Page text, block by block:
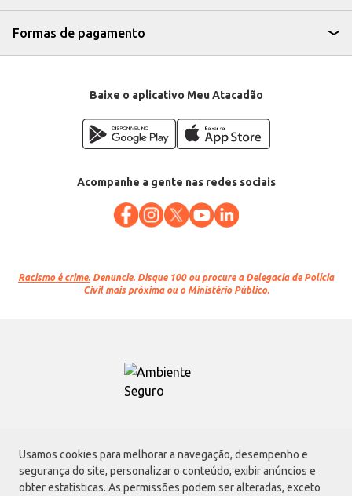
Usamos cookies para melhorar a navegação, desempenho e
segurança do site, personalizar o conteúdo, exibir anúncios e
obter estatísticas. As permissões podem ser alteradas, exceto
Formas de pagamento
Baixe o aplicativo Meu Atacadão
Acompanhe a gente nas redes sociais
Racismo é crime. Denuncie. Disque 100 ou procure a Delegacia de Polícia
Civil mais próxima ou o Ministério Público.
Atacadão S.A.
Avenida Morvan Dias de Figueiredo, 6169, Vila Maria, São Paulo - SP | CEP
02170-901 | CNPJ: 75.315.333/0001-09